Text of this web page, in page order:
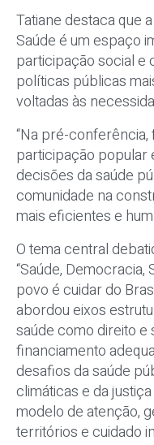
Tatiane destaca que
Saúde é um espaço
participação social e
políticas públicas
voltadas às
“Na pré-
participação popular
decisões da saúde
comunidade na
mais eficientes e
O tema central
“Saúde, Democracia,
povo é cuidar do
abordou eixos
saúde como direito e
financiamento
desafios da saúde
climáticas e da
modelo de atenção,
territórios e cuidado